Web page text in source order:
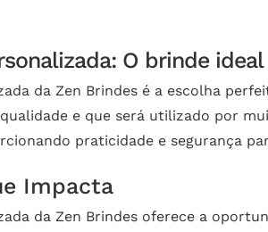
O brinde
da Zen Brindes é a escolha
e que será utilizado por
praticidade e segurança
Impacta
da Zen Brindes oferece a